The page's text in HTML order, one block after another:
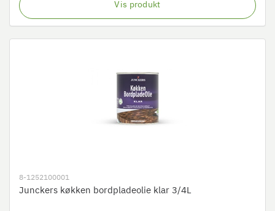
Vis produkt
8-1252100001
Junckers køkken bordpladeolie klar 3/4L